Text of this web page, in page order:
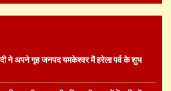
ने अपने गृह जनपद यमकेश्वर में हरेला पर्व के शुभ